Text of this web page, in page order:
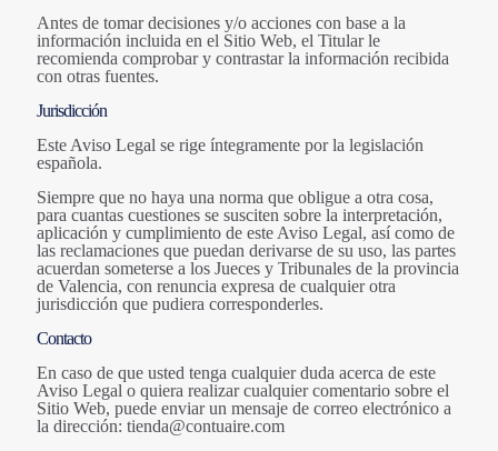
Antes de tomar decisiones y/o acciones con base a la
información incluida en el Sitio Web, el Titular le
recomienda comprobar y contrastar la información recibida
con otras fuentes.
Jurisdicción
Este Aviso Legal se rige íntegramente por la legislación
española.
Siempre que no haya una norma que obligue a otra cosa,
para cuantas cuestiones se susciten sobre la interpretación,
aplicación y cumplimiento de este Aviso Legal, así como de
las reclamaciones que puedan derivarse de su uso, las partes
acuerdan someterse a los Jueces y Tribunales de la provincia
de Valencia, con renuncia expresa de cualquier otra
jurisdicción que pudiera corresponderles.
Contacto
En caso de que usted tenga cualquier duda acerca de este
Aviso Legal o quiera realizar cualquier comentario sobre el
Sitio Web, puede enviar un mensaje de correo electrónico a
la dirección: tienda@contuaire.com